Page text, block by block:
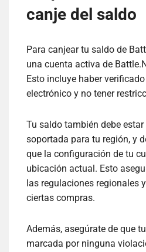
canje del saldo
Para canjear tu saldo de
una cuenta activa de
Esto incluye haber
electrónico y no tener
Tu saldo también debe
soportada para tu región, y
que la configuración de tu
ubicación actual. Esto
las regulaciones regionales
ciertas compras.
Además, asegúrate de que
marcada por ninguna